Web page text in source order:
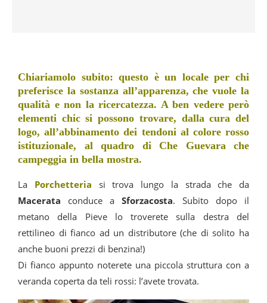
Chiariamolo subito: questo è un locale per chi
preferisce la sostanza all’apparenza, che vuole la
qualità e non la ricercatezza. A ben vedere però
elementi chic si possono trovare, dalla cura del
logo, all’abbinamento dei tendoni al colore rosso
istituzionale, al quadro di Che Guevara che
campeggia in bella mostra.
La Porchetteria
si trova lungo la strada che da
Macerata conduce a Sforzacosta. Subito dopo il
metano della Pieve lo troverete sulla destra del
rettilineo di fianco ad un distributore (che di solito ha
anche buoni prezzi di benzina!)
Di fianco appunto noterete una piccola struttura con a
veranda coperta da teli rossi: l’avete trovata.